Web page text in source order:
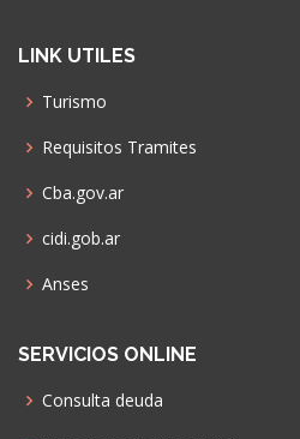
LINK UTILES
Turismo
Requisitos Tramites
Cba.gov.ar
cidi.gob.ar
Anses
SERVICIOS ONLINE
Consulta deuda